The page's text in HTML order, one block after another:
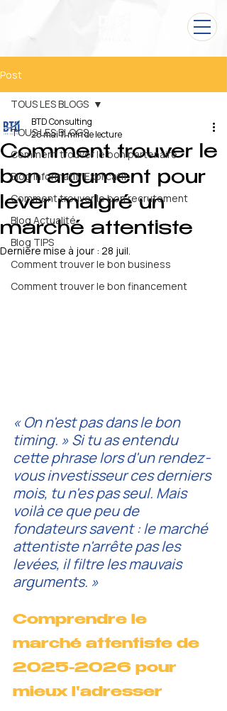
Post
TOUS LES BLOGS
Comment trouver le bon partenaire
Blog Informatif/ Explicatif
Comment trouver le bon recrutement
Blog Actualité
Blog TIPS
Comment trouver le bon business
Comment trouver le bon financement
TOUS LES BLOGS
Comment trouver le
bon argument pour
lever malgré un
marché attentiste
BTD Consulting
26 mai 11 min de lecture
Dernière mise à jour : 28 juil.
« On n'est pas dans le bon
timing. » Si tu as entendu
cette phrase lors d'un rendez-
vous investisseur ces derniers
mois, tu n'es pas seul. Mais
voilà ce que peu de
fondateurs savent : le marché
attentiste n'arrête pas les
levées, il filtre les mauvais
arguments. »
Comprendre le
marché attentiste de
2025-2026 pour
mieux l'adresser